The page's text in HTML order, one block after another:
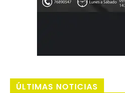
ÚLTIMAS NOTICIAS